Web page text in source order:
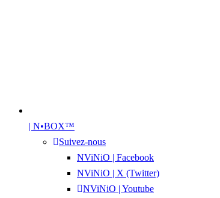
| N•BOX™
Suivez-nous
NViNiO | Facebook
NViNiO | X (Twitter)
NViNiO | Youtube